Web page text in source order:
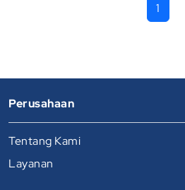
1
Perusahaan
Tentang Kami
Layanan